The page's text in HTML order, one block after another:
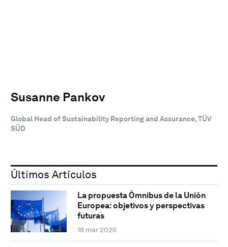
Susanne Pankov
Global Head of Sustainability Reporting and Assurance, TÜV
SÜD
Últimos Artículos
La propuesta Ómnibus de la Unión
Europea: objetivos y perspectivas
futuras
18 mar 2025